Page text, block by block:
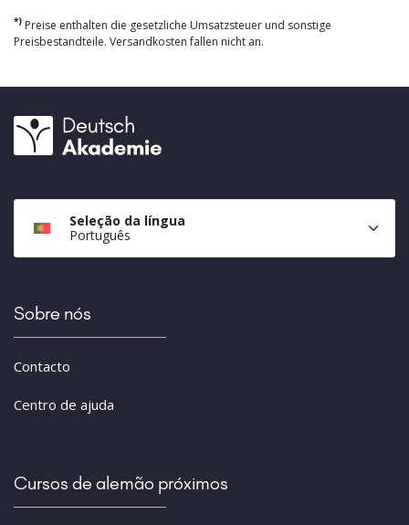
*) Preise enthalten die gesetzliche Umsatzsteuer und sonstige
Preisbestandteile. Versandkosten fallen nicht an.
Seleção da língua
Português
Sobre nós
Contacto
Centro de ajuda
Cursos de alemão próximos